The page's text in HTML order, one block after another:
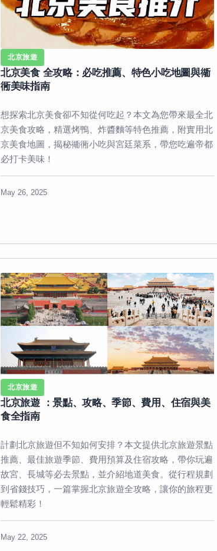
北京旅遊
北京美食 全攻略：必吃推薦、特色小吃地圖與衚
衕美味指南
想探索北京美食卻不知從何吃起？本文為您帶來最全北
京美食攻略，精選烤鴨、炸醬麵等特色推薦，附實用北
京美食地圖，揭秘衚衕小吃與宮廷菜系，帶您吃遍帝都
必打卡美味！
May 26, 2025
北京旅遊
北京旅遊​ ：景點、攻略、季節、費用、住宿與美
食全指南
計劃北京旅遊但不知如何安排？本文提供北京旅遊景點
推薦、最佳旅遊季節、費用預算及住宿攻略，帶你玩遍
故宮、長城等必去景點，並介紹地道美食。從行程規劃
到省錢技巧，一篇掌握北京旅遊全攻略，讓你的旅程更
輕鬆精彩！
May 22, 2025